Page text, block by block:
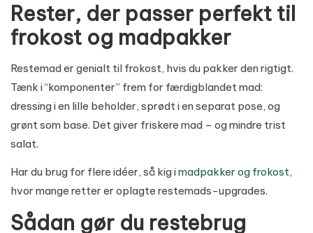
Rester, der passer perfekt til
frokost og madpakker
Restemad er genialt til frokost, hvis du pakker den rigtigt.
Tænk i “komponenter” frem for færdigblandet mad:
dressing i en lille beholder, sprødt i en separat pose, og
grønt som base. Det giver friskere mad – og mindre trist
salat.
Har du brug for flere idéer, så kig imadpakker og frokost,
hvor mange retter er oplagte restemads-upgrades.
Sådan gør du restebrug